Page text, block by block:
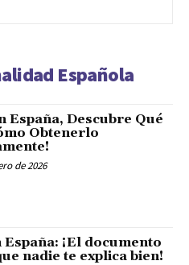
Española
España, Descubre Qué
Obtenerlo
de 2026
España: ¡El documento
nadie te explica bien!